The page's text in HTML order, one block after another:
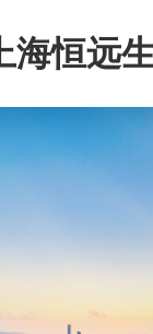
海恒远